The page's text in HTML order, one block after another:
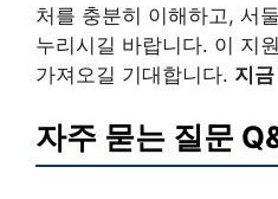
처를 충분히 이해하고, 서
누리시길 바랍니다. 이 지
가져오길 기대합니다. 지
자주 묻는 질문